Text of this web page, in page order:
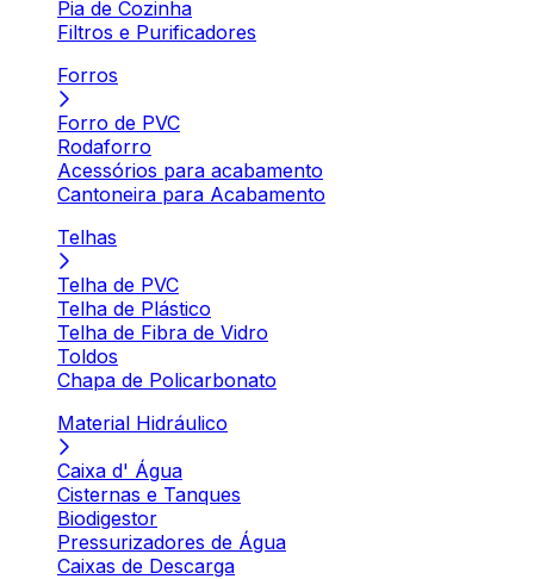
Pia de Cozinha
Filtros e Purificadores
Forros
Forro de PVC
Rodaforro
Acessórios para acabamento
Cantoneira para Acabamento
Telhas
Telha de PVC
Telha de Plástico
Telha de Fibra de Vidro
Toldos
Chapa de Policarbonato
Material Hidráulico
Caixa d' Água
Cisternas e Tanques
Biodigestor
Pressurizadores de Água
Caixas de Descarga